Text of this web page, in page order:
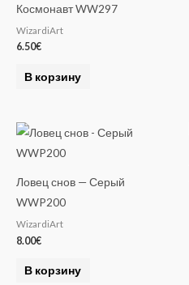
Космонавт WW297
WizardiArt
6.50€
В корзину
Ловец снов — Серый
WWP200
WizardiArt
8.00€
В корзину